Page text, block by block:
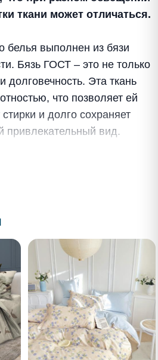
ткани может отличаться.
белья выполнен из бязи
Бязь ГОСТ – это не только
долговечность. Эта ткань
что позволяет ей
и долго сохраняет
привлекательный вид.